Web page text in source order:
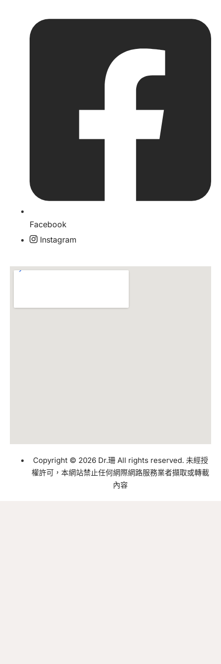
Facebook
Instagram
Copyright © 2026 Dr.珊 All rights reserved. 未經授
權許可，本網站禁止任何網際網路服務業者擷取或轉載
內容